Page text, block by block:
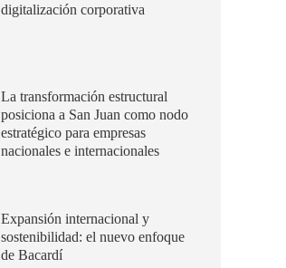
digitalización corporativa
La transformación estructural
posiciona a San Juan como nodo
estratégico para empresas
nacionales e internacionales
Expansión internacional y
sostenibilidad: el nuevo enfoque
de Bacardí